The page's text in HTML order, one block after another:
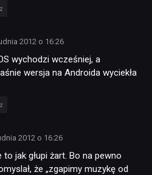
2012 o 16:26
wychodzi wcześniej, a
wersja na Androida wyciekła
2012 o 16:26
jak głupi żart. Bo na pewno
że „zgapimy muzykę od